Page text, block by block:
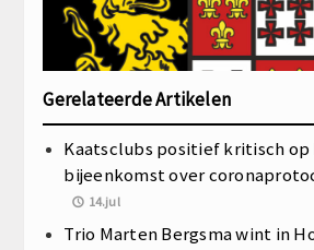
Gerelateerde Artikelen
Kaatsclubs positief kritisch op
bijeenkomst over
14.jul
Trio Marten Bergsma wint in